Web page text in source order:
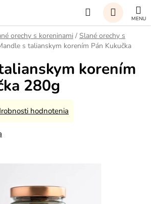
Hľadať
KOŠÍK
orechy s koreninami / Slané orechy s
s talianskym korením Pán Kukučka
korením
280g
hodnotenia